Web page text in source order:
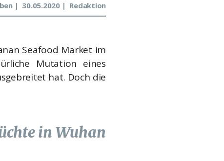
30.05.2020 Redaktion
Seafood Market im
Mutation eines
hat. Doch die
in Wuhan